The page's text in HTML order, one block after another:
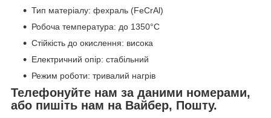
Тип матеріалу: фехраль (FeCrAl)
Робоча температура: до 1350°C
Стійкість до окислення: висока
Електричний опір: стабільний
Режим роботи: тривалий нагрів
Телефонуйте нам за даними номерами,
або пишіть нам на Вайбер, Пошту.